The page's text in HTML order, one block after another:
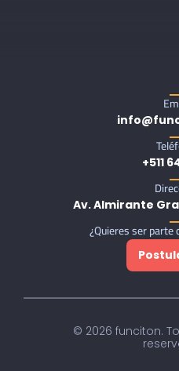
+511
Av. Almirante
¿Quieres ser parte
© 2026 funciton.